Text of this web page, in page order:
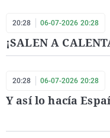
20:28 06-07-2026 20:28
¡SALEN A
20:28 06-07-2026 20:28
Y así lo hacía